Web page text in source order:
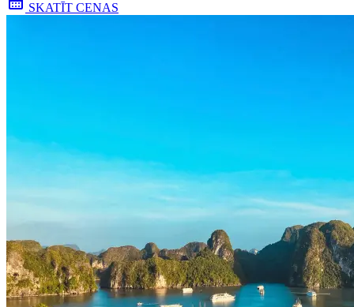
SKATĪT CENAS